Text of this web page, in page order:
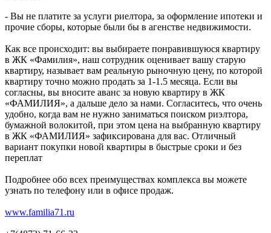
- Вы не платите за услуги риелтора, за оформление ипотеки и
прочие сборы, которые были бы в агенстве недвижимости.
Как все происходит: вы выбираете понравившуюся квартиру
в ЖК «Фамилия», наш сотрудник оценивает вашу старую
квартиру, называет вам реальную рыночную цену, по которой
квартиру точно можно продать за 1-1.5 месяца. Если вы
согласны, вы вносите аванс за новую квартиру в ЖК
«ФАМИЛИЯ», а дальше дело за нами. Согласитесь, что очень
удобно, когда вам не нужно заниматься поиском риэлтора,
бумажной волокитой, при этом цена на выбранную квартиру
в ЖК «ФАМИЛИЯ» зафиксирована для вас. Отличный
вариант покупки новой квартиры в быстрые сроки и без
переплат
Подробнее обо всех преимуществах комплекса вы можете
узнать по телефону или в офисе продаж.
www.familia71.ru